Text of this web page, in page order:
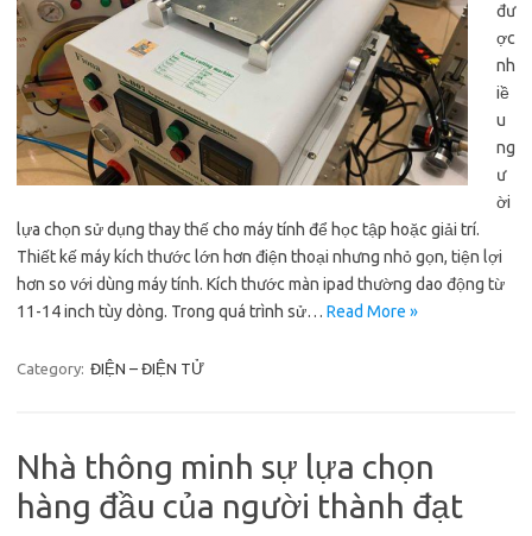
đư
ợc
nh
iề
u
ng
ư
ời
lựa chọn sử dụng thay thế cho máy tính để học tập hoặc giải trí.
Thiết kế máy kích thước lớn hơn điện thoại nhưng nhỏ gọn, tiện lợi
hơn so với dùng máy tính. Kích thước màn ipad thường dao động từ
11-14 inch tùy dòng. Trong quá trình sử… Read More »
Category: ĐIỆN – ĐIỆN TỬ
Nhà thông minh sự lựa chọn
hàng đầu của người thành đạt